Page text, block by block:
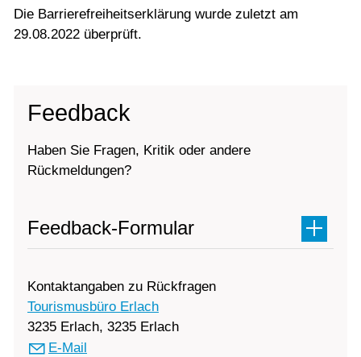
Die Barrierefreiheitserklärung wurde zuletzt am
29.08.2022 überprüft.
Feedback
Haben Sie Fragen, Kritik oder andere
Rückmeldungen?
Feedback-Formular
Kontaktangaben zu Rückfragen
Tourismusbüro Erlach
3235 Erlach, 3235 Erlach
E-Mail